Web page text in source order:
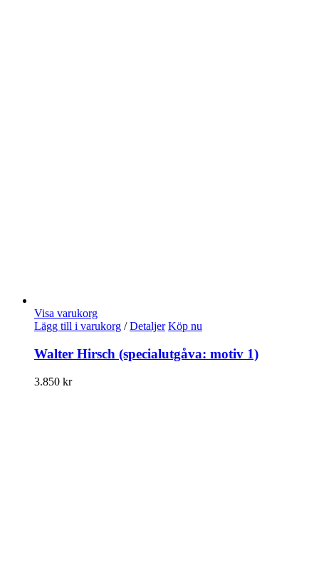
Visa varukorg
Lägg till i varukorg / Detaljer Köp nu
Walter Hirsch (specialutgåva: motiv 1)
3.850 kr